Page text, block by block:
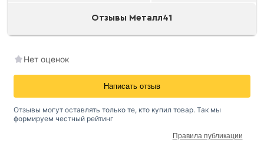
Отзывы Металл41
Нет оценок
Написать отзыв
Отзывы могут оставлять только те, кто купил товар. Так мы
формируем честный рейтинг
Правила публикации